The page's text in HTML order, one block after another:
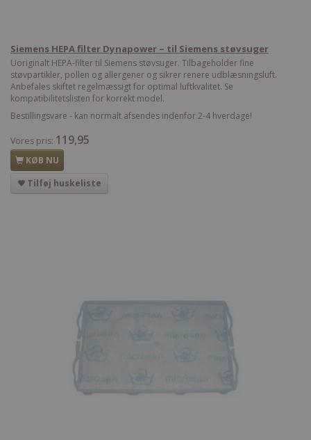
Siemens HEPA filter Dynapower – til Siemens støvsuger
Uoriginalt HEPA-filter til Siemens støvsuger. Tilbageholder fine
støvpartikler, pollen og allergener og sikrer renere udblæsningsluft.
Anbefales skiftet regelmæssigt for optimal luftkvalitet. Se
kompatibilitetslisten for korrekt model.
Bestillingsvare - kan normalt afsendes indenfor 2-4 hverdage!
Vores pris: 119,95
KØB NU
Tilføj huskeliste